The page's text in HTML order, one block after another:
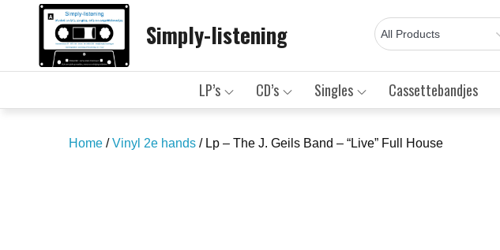
Simply-listening
LP’s CD’s Singles Cassettebandjes
Home /Vinyl 2e hands / Lp – The J. Geils Band – “Live” Full House